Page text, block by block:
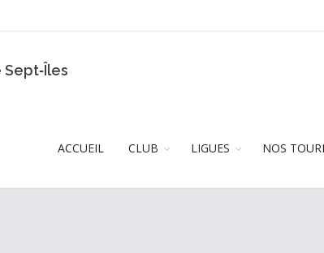
ACCUEIL CLUB LIGUES NOS